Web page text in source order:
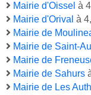
Mairie d'Oissel à
Mairie d'Orival à
Mairie de
Mairie de Saint-
Mairie de
Mairie de Sahurs
Mairie de Les